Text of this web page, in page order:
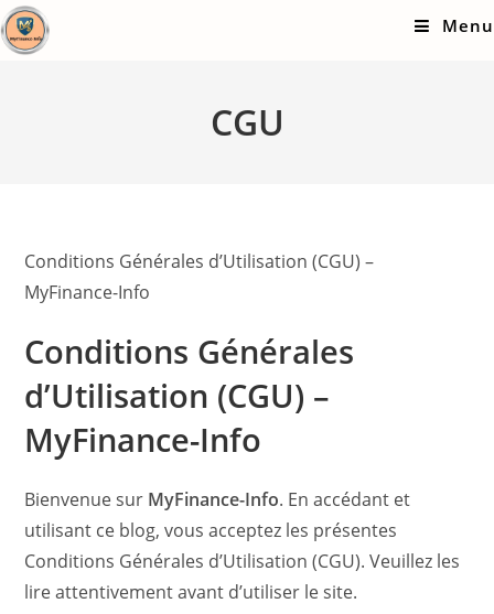
Skip
to
Menu
CGU
Conditions Générales d’Utilisation (CGU) –
MyFinance-Info
Conditions Générales
d’Utilisation (CGU) –
MyFinance-Info
Bienvenue sur MyFinance-Info. En accédant et
utilisant ce blog, vous acceptez les présentes
Conditions Générales d’Utilisation (CGU). Veuillez les
lire attentivement avant d’utiliser le site.